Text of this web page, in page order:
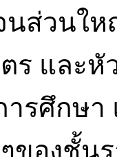
ส่วนใ
ร และ
รศึกษา
ของชั้น